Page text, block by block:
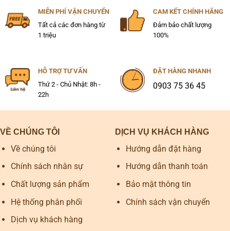
MIỄN PHÍ VẬN CHUYỂN
Tất cả các đơn hàng từ
1 triệu
CAM KẾT CHÍNH HÃNG
Đảm bảo chất lượng
100%
HỖ TRỢ TƯ VẤN
Thứ 2 - Chủ Nhật: 8h -
22h
ĐẶT HÀNG NHANH
0903 75 36 45
VỀ CHÚNG TÔI
Về chúng tôi
Chính sách nhân sự
Chất lượng sản phẩm
Hệ thống phân phối
Dịch vụ khách hàng
DỊCH VỤ KHÁCH HÀNG
Hướng dẫn đặt hàng
Hướng dẫn thanh toán
Bảo mật thông tin
Chính sách vận chuyển